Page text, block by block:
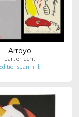
Arroyo
L'art en écrit
Editions Jannink